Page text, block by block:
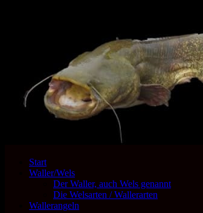
Start
Waller/Wels
Der Waller, auch Wels genannt
Die Welsarten / Wallerarten
Wallerangeln